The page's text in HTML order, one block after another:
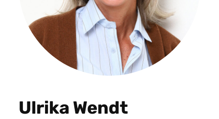
Ulrika Wendt